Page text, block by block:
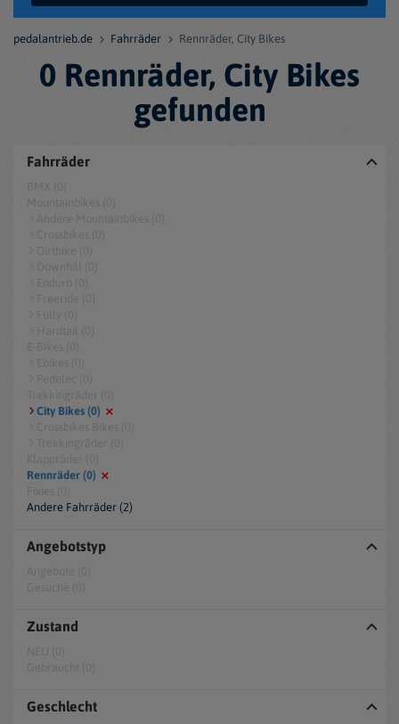
pedalantrieb.de Fahrräder Rennräder, City Bikes
0 Rennräder, City Bikes
gefunden
Fahrräder
City Bikes (0)
Rennräder (0)
Andere Fahrräder (2)
Angebotstyp
Zustand
Geschlecht